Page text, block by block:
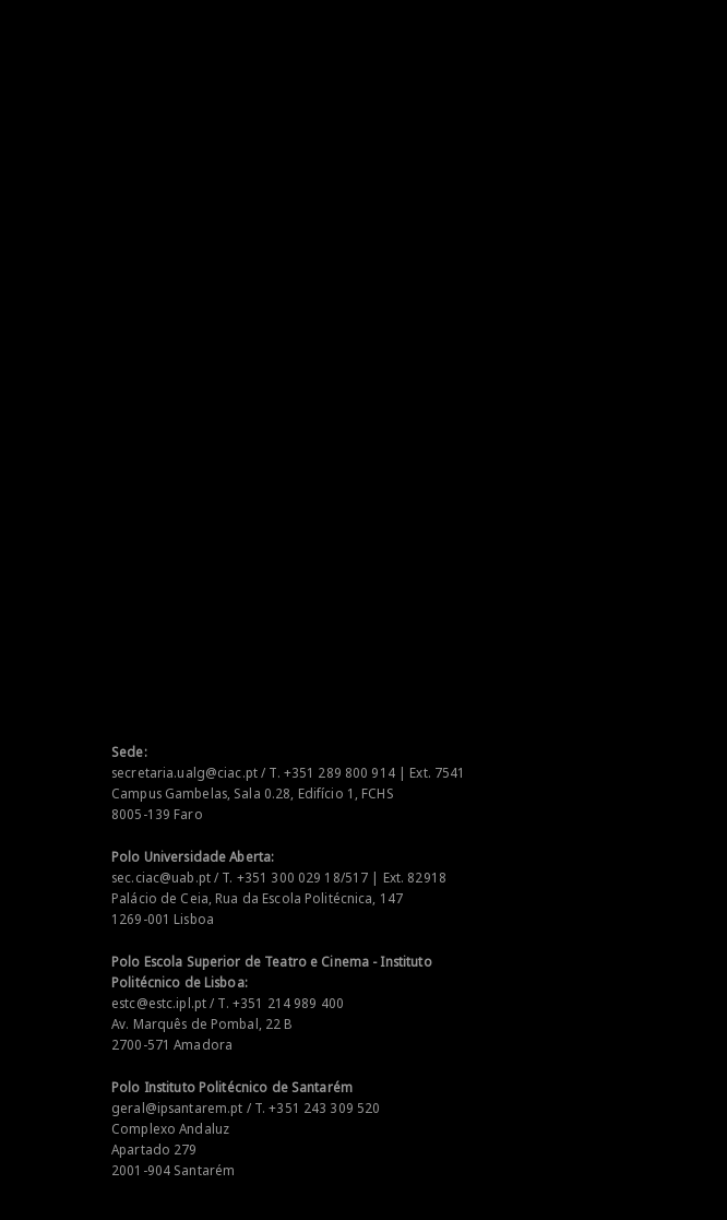
Sede:
secretaria.ualg@ciac.pt / T. +351 289 800 914 | Ext. 7541
Campus Gambelas, Sala 0.28, Edifício 1, FCHS
8005-139 Faro
Polo Universidade Aberta:
sec.ciac@uab.pt / T. +351 300 029 18/517 | Ext. 82918
Palácio de Ceia, Rua da Escola Politécnica, 147
1269-001 Lisboa
Polo Escola Superior de Teatro e Cinema - Instituto
Politécnico de Lisboa:
estc@estc.ipl.pt / T. +351 214 989 400
Av. Marquês de Pombal, 22 B
2700-571 Amadora
Polo Instituto Politécnico de Santarém
geral@ipsantarem.pt / T. +351 243 309 520
Complexo Andaluz
Apartado 279
2001-904 Santarém